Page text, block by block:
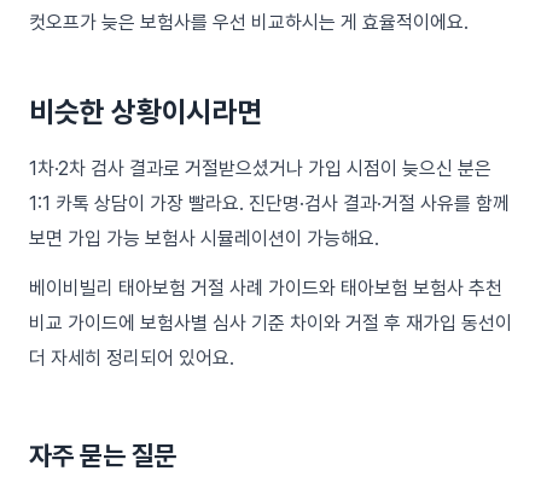
컷오프가 늦은 보험사를 우선 비교하시는 게 효율적이에요.
비슷한 상황이시라면
1차·2차 검사 결과로 거절받으셨거나 가입 시점이 늦으신 분은
1:1 카톡 상담이 가장 빨라요. 진단명·검사 결과·거절 사유를 함께
보면 가입 가능 보험사 시뮬레이션이 가능해요.
베이비빌리 태아보험 거절 사례 가이드와 태아보험 보험사 추천
비교 가이드에 보험사별 심사 기준 차이와 거절 후 재가입 동선이
더 자세히 정리되어 있어요.
자주 묻는 질문